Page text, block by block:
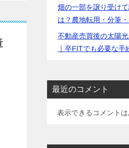
畑の一部を譲り受け
は？農地転用・分筆
不動産売買後の太陽
｜卒FITでも必要な手
最近のコメント
表示できるコメントは